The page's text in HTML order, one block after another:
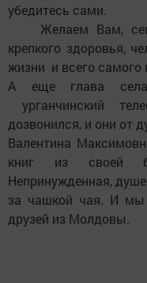
убедитесь сами.
Желаем Вам,
крепкого здоровья,
жизни и всего самого
А еще глава
урганчинский
дозвонился, и они от
Валентина
книг из своей
Непринужденная,
за чашкой чая. И мы
друзей из Молдовы.